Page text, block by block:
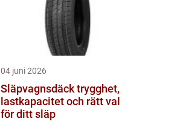
04 juni 2026
Släpvagnsdäck trygghet,
lastkapacitet och rätt val
för ditt släp